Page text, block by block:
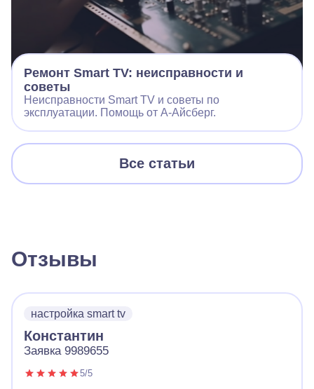
Ремонт Smart TV: неисправности и
советы
Неисправности Smart TV и советы по
эксплуатации. Помощь от А-Айсберг.
Все статьи
Отзывы
настройка smart tv
Константин
Заявка 9989655
5/5